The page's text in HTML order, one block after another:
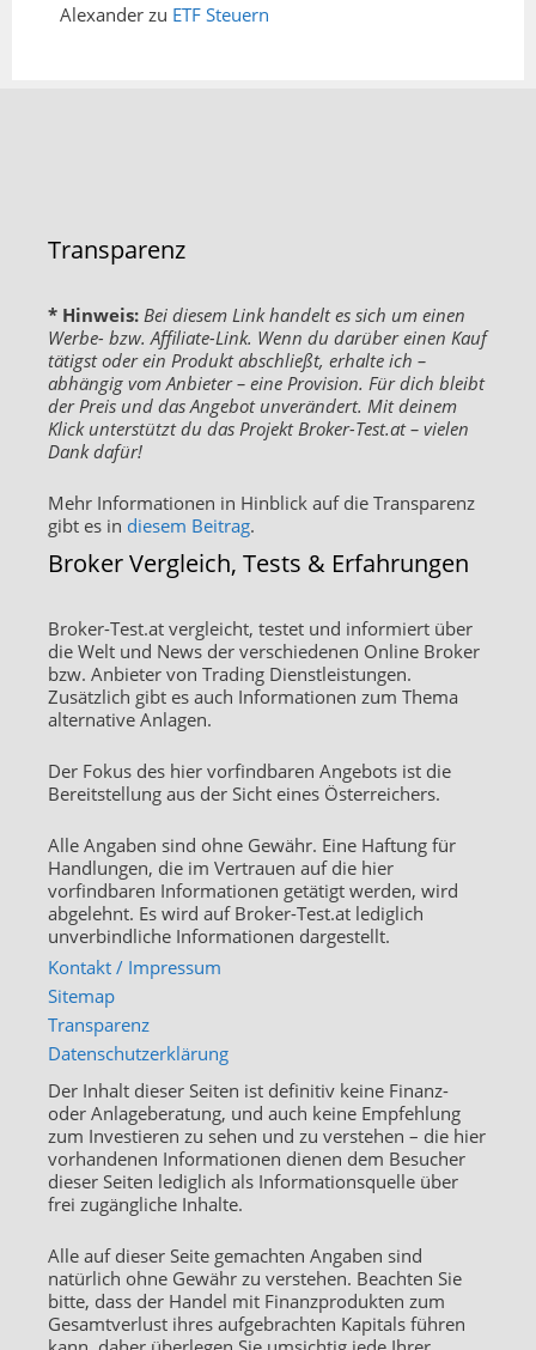
Alexander zu ETF Steuern
Transparenz
* Hinweis: Bei diesem Link handelt es sich um einen
Werbe- bzw. Affiliate-Link. Wenn du darüber einen Kauf
tätigst oder ein Produkt abschließt, erhalte ich –
abhängig vom Anbieter – eine Provision. Für dich bleibt
der Preis und das Angebot unverändert. Mit deinem
Klick unterstützt du das Projekt Broker-Test.at – vielen
Dank dafür!
Mehr Informationen in Hinblick auf die Transparenz
gibt es in diesem Beitrag.
Broker Vergleich, Tests & Erfahrungen
Broker-Test.at vergleicht, testet und informiert über
die Welt und News der verschiedenen Online Broker
bzw. Anbieter von Trading Dienstleistungen.
Zusätzlich gibt es auch Informationen zum Thema
alternative Anlagen.
Der Fokus des hier vorfindbaren Angebots ist die
Bereitstellung aus der Sicht eines Österreichers.
Alle Angaben sind ohne Gewähr. Eine Haftung für
Handlungen, die im Vertrauen auf die hier
vorfindbaren Informationen getätigt werden, wird
abgelehnt. Es wird auf Broker-Test.at lediglich
unverbindliche Informationen dargestellt.
Kontakt / Impressum
Sitemap
Transparenz
Datenschutzerklärung
Der Inhalt dieser Seiten ist definitiv keine Finanz-
oder Anlageberatung, und auch keine Empfehlung
zum Investieren zu sehen und zu verstehen – die hier
vorhandenen Informationen dienen dem Besucher
dieser Seiten lediglich als Informationsquelle über
frei zugängliche Inhalte.
Alle auf dieser Seite gemachten Angaben sind
natürlich ohne Gewähr zu verstehen. Beachten Sie
bitte, dass der Handel mit Finanzprodukten zum
Gesamtverlust ihres aufgebrachten Kapitals führen